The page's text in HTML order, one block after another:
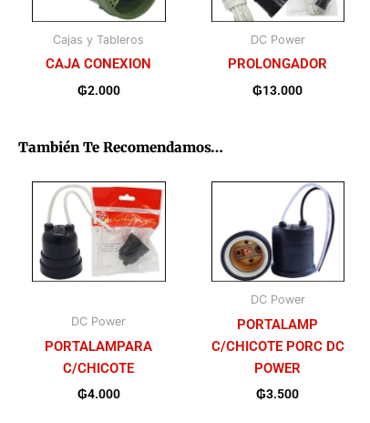
Cajas y Tableros
CAJA CONEXION
₲2.000
DC Power
PROLONGADOR
₲13.000
También Te Recomendamos…
DC Power
PORTALAMPARA
C/CHICOTE
₲4.000
DC Power
PORTALAMP
C/CHICOTE PORC DC
POWER
₲3.500